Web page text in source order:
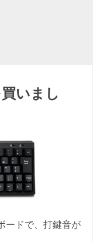
いまし
ードで、打鍵音が